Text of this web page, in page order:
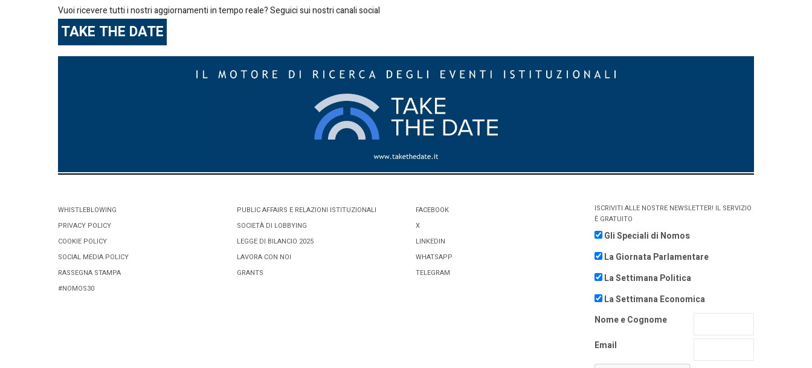
Vuoi ricevere tutti i nostri aggiornamenti in tempo reale? Seguici sui nostri canali social
TAKE THE DATE
WHISTLEBLOWING
PRIVACY POLICY
COOKIE POLICY
SOCIAL MEDIA POLICY
RASSEGNA STAMPA
#NOMOS30
PUBLIC AFFAIRS E RELAZIONI ISTITUZIONALI
SOCIETÀ DI LOBBYING
LEGGE DI BILANCIO 2025
LAVORA CON NOI
GRANTS
FACEBOOK
X
LINKEDIN
WHATSAPP
TELEGRAM
ISCRIVITI ALLE NOSTRE NEWSLETTER! IL SERVIZIO
È GRATUITO
Gli Speciali di Nomos
La Giornata Parlamentare
La Settimana Politica
La Settimana Economica
Nome e Cognome
Email